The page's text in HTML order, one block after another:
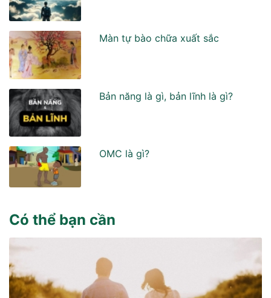
Màn tự bào chữa xuất sắc
Bản năng là gì, bản lĩnh là gì?
OMC là gì?
Có thể bạn cần